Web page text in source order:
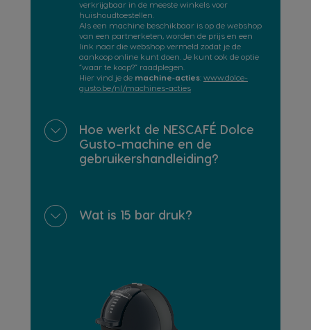
verkrijgbaar in de meeste winkels voor
huishoudtoestellen.
Als een machine beschikbaar is op de webshop
van een partnerketen, worden de prijs en een
link naar die webshop vermeld zodat je de
aankoop online kunt doen. Je kunt ook de optie
“waar te koop?” raadplegen.
Hier vind je de machine‑acties: www.dolce-
gusto.be/nl/machines-acties
Hoe werkt de NESCAFÉ Dolce
Gusto-machine en de
gebruikershandleiding?
Wat is 15 bar druk?